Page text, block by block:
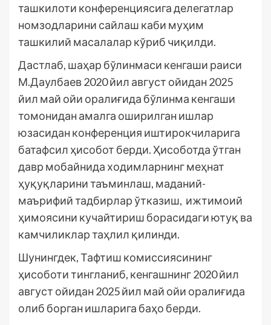
ташкилоти конференциясига делегатлар
номзодларини сайлаш каби муҳим
ташкилий масалалар кўриб чиқилди.
Дастлаб, шаҳар бўлинмаси кенгаши раиси
М.Даулбаев 2020 йил август ойидан 2025
йил май ойи оралиғида бўлинма кенгаши
томонидан амалга оширилган ишлар
юзасидан конференция иштирокчиларига
батафсил ҳисобот берди. Ҳисоботда ўтган
давр мобайнида ходимларнинг меҳнат
ҳуқуқларини таъминлаш, маданий-
маърифий тадбирлар ўтказиш, ижтимоий
ҳимоясини кучайтириш борасидаги ютуқ ва
камчиликлар таҳлил қилинди.
Шунингдек, Тафтиш комиссиясининг
ҳисоботи тингланиб, кенгашнинг 2020 йил
август ойидан 2025 йил май ойи оралиғида
олиб борган ишларига баҳо берди.